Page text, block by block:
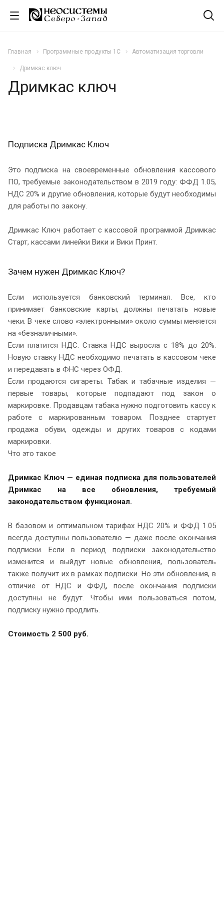
Главная Программные продукты 1С Автоматизация торговли
Дримкас ключ
Дримкас ключ
Подписка Дримкас Ключ
Это подписка на своевременные обновления кассового
ПО, требуемые законодательством в 2019 году: ФФД 1.05,
НДС 20% и другие обновления, которые будут необходимы
для работы по закону.
Дримкас Ключ работает с кассовой программой Дримкас
Старт, кассами линейки Вики и Вики Принт.
Зачем нужен Дримкас Ключ?
Если используется банковский терминал. Все, кто
принимает банковские карты, должны печатать новые
чеки. В чеке слово «электронными» около суммы меняется
на «безналичными».
Если платится НДС. Ставка НДС выросла с 18% до 20%.
Новую ставку НДС необходимо печатать в кассовом чеке
и передавать в ФНС через ОФД.
Если продаются сигареты. Табак и табачные изделия —
первые товары, которые подпадают под закон о
маркировке. Продавцам табака нужно подготовить кассу к
работе с маркированным товаром. Позднее стартует
продажа обуви, одежды и других товаров с кодами
маркировки.
Что это такое
Дримкас Ключ — единая подписка для пользователей
Дримкас на все обновления, требуемый
законодательством функционал.
В базовом и оптимальном тарифах НДС 20% и ФФД 1.05
всегда доступны пользователю — даже после окончания
подписки. Если в период подписки законодательство
изменится и выйдут новые обновления, пользователь
также получит их в рамках подписки. Но эти обновления, в
отличие от НДС и ФФД, после окончания подписки
доступны не будут. Чтобы ими пользоваться потом,
подписку нужно продлить.
Стоимость 2 500 руб.